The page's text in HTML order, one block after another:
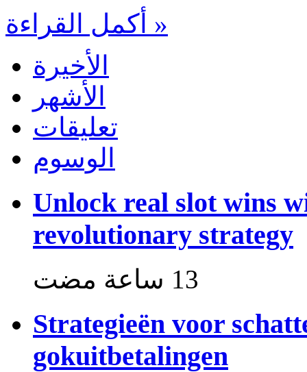
أكمل القراءة »
الأخيرة
الأشهر
تعليقات
الوسوم
Unlock real slot wins
revolutionary strategy
Strategieën voor
gokuitbetalingen